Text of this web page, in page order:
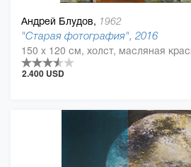
Андрей Блудов, 1962
"Старая фотография", 2016
2.400 USD